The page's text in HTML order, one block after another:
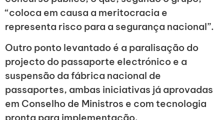
“coloca em causa a meritocracia e
representa risco para a segurança nacional”.
Outro ponto levantado é a paralisação do
projecto do passaporte electrónico e a
suspensão da fábrica nacional de
passaportes, ambas iniciativas já aprovadas
em Conselho de Ministros e com tecnologia